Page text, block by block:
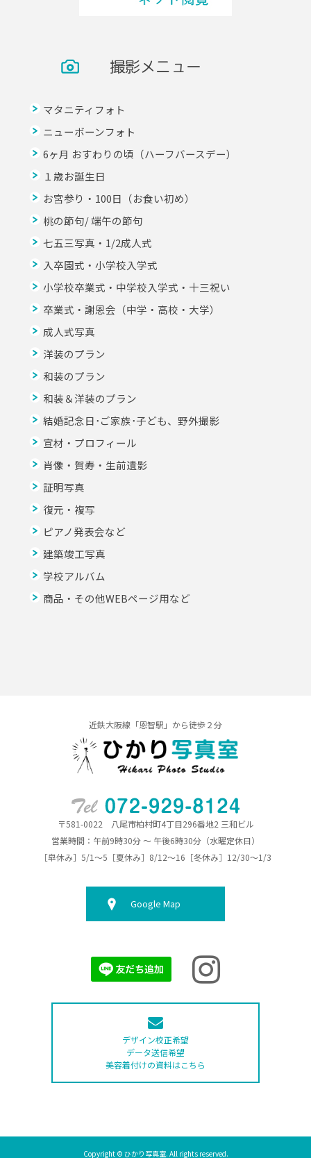
撮影メニュー
マタニティフォト
ニューボーンフォト
6ヶ月 おすわりの頃（ハーフバースデー）
１歳お誕生日
お宮参り・100日（お食い初め）
桃の節句/ 端午の節句
七五三写真・1/2成人式
入卒園式・小学校入学式
小学校卒業式・中学校入学式・十三祝い
卒業式・謝恩会（中学・高校・大学）
成人式写真
洋装のプラン
和装のプラン
和装＆洋装のプラン
結婚記念日･ご家族･子ども、野外撮影
宣材・プロフィール
肖像・賀寿・生前遺影
証明写真
復元・複写
ピアノ発表会など
建築竣工写真
学校アルバム
商品・その他WEBページ用など
近鉄大阪線「恩智駅」から徒歩２分
〒581-0022 八尾市柏村町4丁目296番地2 三和ビル
営業時間：午前9時30分 ～ 午後6時30分（水曜定休日）
［皐休み］5/1～5［夏休み］8/12～16［冬休み］12/30～1/3
Google Map
デザイン校正希望
データ送信希望
美容着付けの資料はこちら
Copyright © ひかり写真室. All rights reserved.